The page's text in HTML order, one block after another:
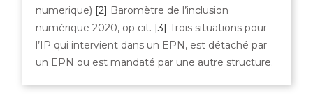
numerique) [2] Baromètre de l’inclusion
numérique 2020, op cit. [3] Trois situations pour
l’IP qui intervient dans un EPN, est détaché par
un EPN ou est mandaté par une autre structure.